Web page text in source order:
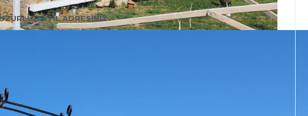
TATİL ADRESİNİZ